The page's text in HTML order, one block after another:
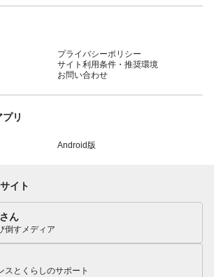
プライバシーポリシー
サイト利用条件・推奨環境
お問い合わせ
リ
Android版
イト
ん
倒すメディア
スとくらしのサポート